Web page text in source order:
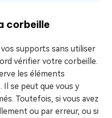
corbeille
supports sans utiliser
vérifier votre corbeille.
les éléments
Il se peut que vous y
Toutefois, si vous avez
ou par erreur, ou si